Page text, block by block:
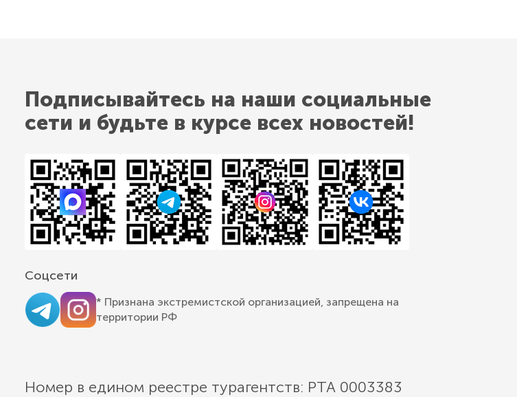
Подписывайтесь на наши социальные
сети и будьте в курсе всех новостей!
Соцсети
* Признана экстремистской организацией, запрещена на
территории РФ
Номер в едином реестре турагентств: РТА 0003383